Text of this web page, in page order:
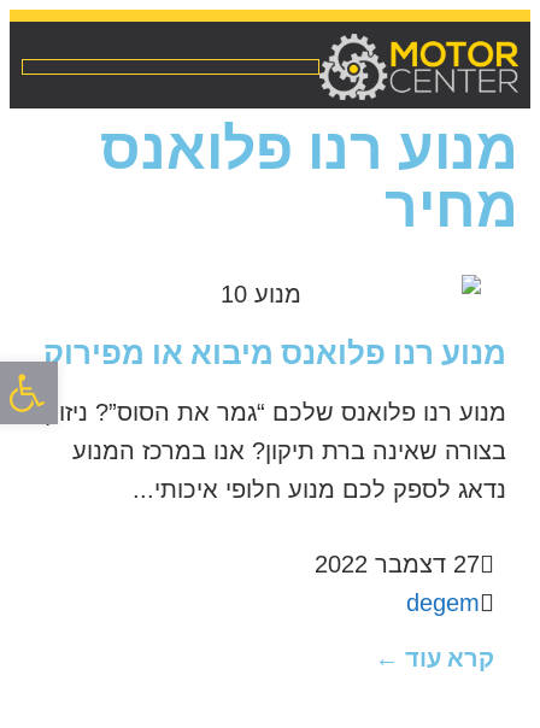
פתח
מנוע רנו פלואנס
מחיר
מנוע רנו פלואנס מיבוא או מפירוק
מנוע רנו פלואנס שלכם “גמר את הסוס”? ניזוק
בצורה שאינה ברת תיקון? אנו במרכז המנוע
נדאג לספק לכם מנוע חלופי איכותי...
27 דצמבר 2022
degem
קרא עוד ←